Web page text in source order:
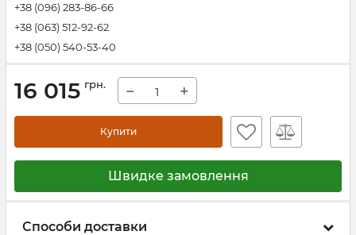
+38 (096) 283-86-66
+38 (063) 512-92-62
+38 (050) 540-53-40
16 015 грн. − +
Купити
Швидке замовлення
Способи доставки